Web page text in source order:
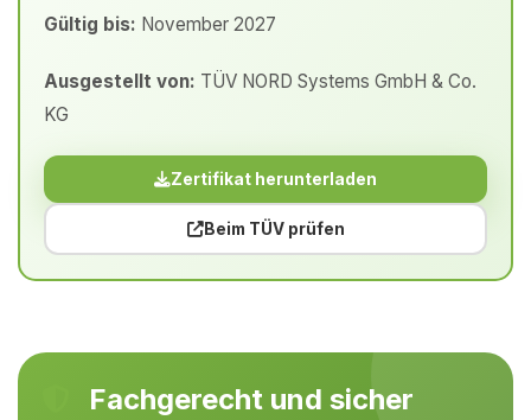
Gültig bis: November 2027
Ausgestellt von: TÜV NORD Systems GmbH & Co.
KG
Zertifikat herunterladen
Beim TÜV prüfen
Fachgerecht und sicher